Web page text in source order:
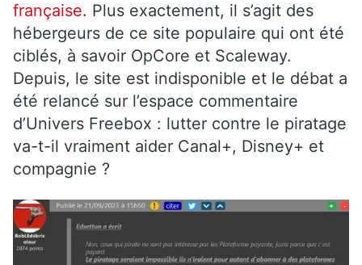
française. Plus exactement, il s’agit des
hébergeurs de ce site populaire qui ont été
ciblés, à savoir OpCore et Scaleway.
Depuis, le site est indisponible et le débat a
été relancé sur l’espace commentaire
d’Univers Freebox : lutter contre le piratage
va-t-il vraiment aider Canal+, Disney+ et
compagnie ?